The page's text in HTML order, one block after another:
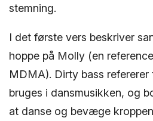
stemning.
I det første vers beskriver
hoppe på Molly (en
MDMA). Dirty bass
bruges i dansmusikken, og
at danse og bevæge